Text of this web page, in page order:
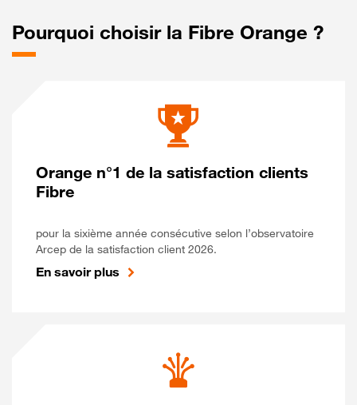
Pourquoi choisir la Fibre Orange ?
Orange n°1 de la satisfaction clients
Fibre
pour la sixième année consécutive selon l’observatoire
Arcep de la satisfaction client 2026.
En savoir plus